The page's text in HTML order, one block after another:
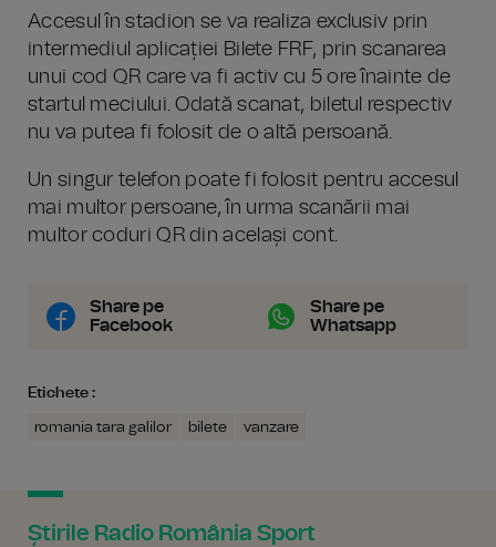
Accesul în stadion se va realiza exclusiv prin
intermediul aplicației Bilete FRF, prin scanarea
unui cod QR care va fi activ cu 5 ore înainte de
startul meciului. Odată scanat, biletul respectiv
nu va putea fi folosit de o altă persoană.
Un singur telefon poate fi folosit pentru accesul
mai multor persoane, în urma scanării mai
multor coduri QR din același cont.
Share pe
Facebook
Share pe
Whatsapp
Etichete :
romania tara galilor bilete vanzare
Știrile Radio România Sport